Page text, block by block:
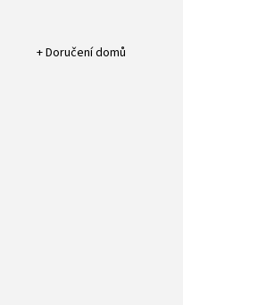
5 hvězdiček.
Hodnocení obchodu je 5 z 5
+ Doručení domů